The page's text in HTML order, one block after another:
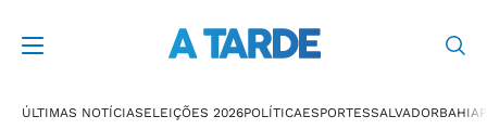
ÚLTIMAS NOTÍCIASELEIÇÕES 2026POLÍTICAESPORTESSALVADORBAHIA